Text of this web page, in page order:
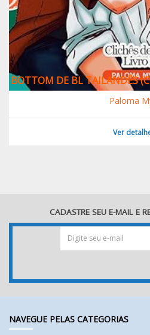
BOTTOM DE BL TAILANDÊS
Paloma
Ver
CADASTRE SEU E-MAIL E
NAVEGUE PELAS CATEGORIAS